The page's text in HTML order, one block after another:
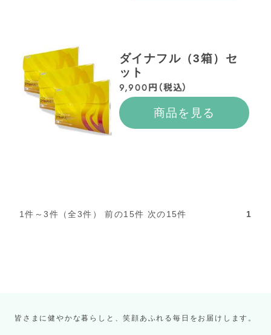
ダイナフル（3箱）セ
ット
9,900円（税込）
商品を見る
1件～3件（全3件） 前の15件 次の15件 1
皆さまに健やかな暮らしと、笑顔あふれる毎日をお届けします。